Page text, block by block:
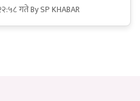
गतेBy SP KHABAR